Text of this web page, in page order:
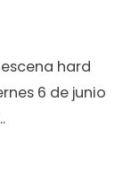
hard
6 de junio